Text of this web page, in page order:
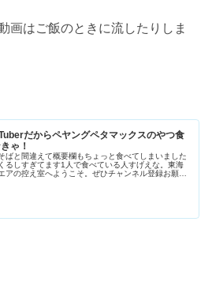
画はご飯のときに流したりしま
だからペヤングペタマックスのやつ食
ゃ！
ばと間違えて概要欄もちょっと食べてしまいました
るしすぎてます1人で食べている人すげえな。東海
アの控え室へようこそ。ぜひチャンネル登録お願い